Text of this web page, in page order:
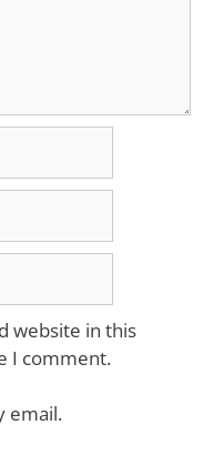
website in this
I comment.
email.